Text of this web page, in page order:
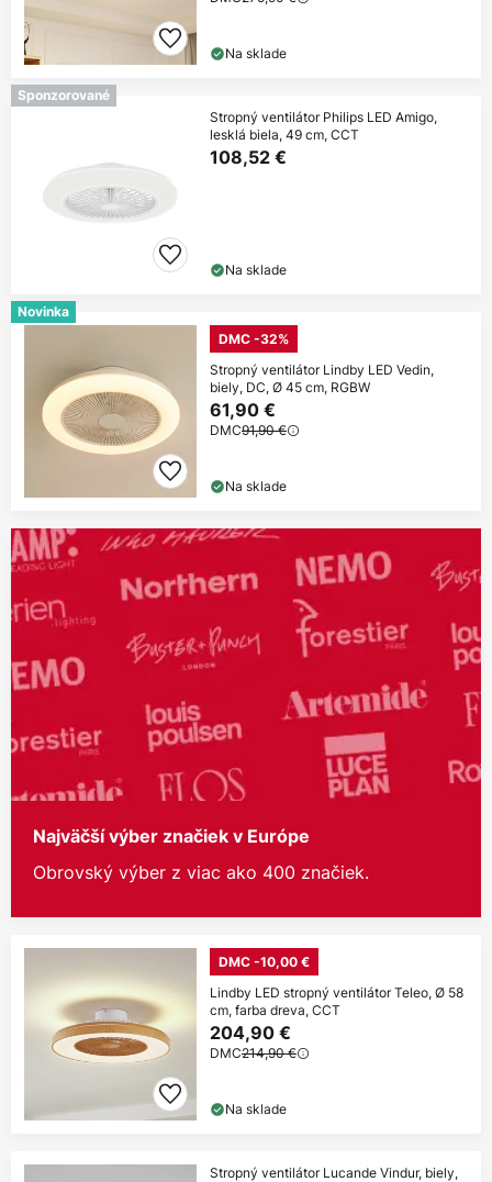
Na sklade
Sponzorované
Stropný ventilátor Philips LED Amigo,
lesklá biela, 49 cm, CCT
108,52 €
Na sklade
Novinka
DMC -32%
Stropný ventilátor Lindby LED Vedin,
biely, DC, Ø 45 cm, RGBW
61,90 €
DMC91,90 €
Na sklade
Najväčší výber značiek v Európe
Obrovský výber z viac ako 400 značiek.
DMC -10,00 €
Lindby LED stropný ventilátor Teleo, Ø 58
cm, farba dreva, CCT
204,90 €
DMC214,90 €
Na sklade
Stropný ventilátor Lucande Vindur, biely,